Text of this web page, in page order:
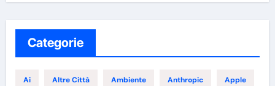
Categorie
Ai Altre Città Ambiente Anthropic Apple